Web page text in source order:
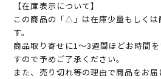
【在庫表示について】
この商品の「△」は在庫少量もしくは
す。
商品取り寄せに1～3週間ほどお時間
すので予めご了承ください。
また、売り切れ等の理由で商品をお